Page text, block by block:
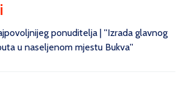
ponuditelja | ''Izrada glavnog
u naseljenom mjestu Bukva''